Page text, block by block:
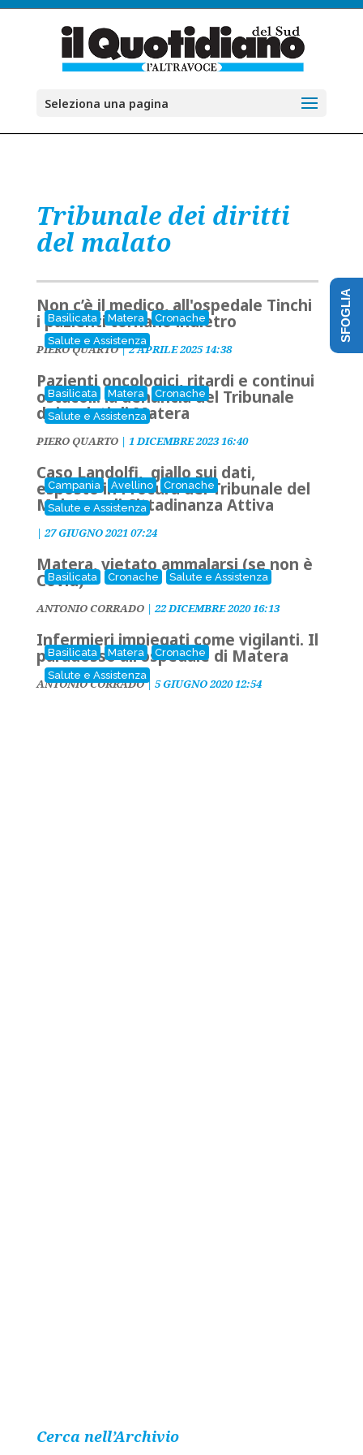
Seleziona una pagina
Tribunale dei diritti
del malato
Basilicata Matera
Cronache
Salute e Assistenza
Non c’è il medico, all'ospedale Tinchi
i pazienti tornano indietro
PIERO QUARTO|2 APRILE 2025 14:38
Basilicata Matera
Cronache
Salute e Assistenza
Pazienti oncologici, ritardi e continui
ostacoli: la denuncia del Tribunale
dei malati di Matera
PIERO QUARTO| 1 DICEMBRE 2023 16:40
Campania Avellino
Cronache
Salute e Assistenza
Caso Landolfi, giallo sui dati,
esposto in Procura del Tribunale del
Malato e di Cittadinanza Attiva
| 27 GIUGNO 2021 07:24
Basilicata Cronache Salute e Assistenza
Matera, vietato ammalarsi (se non è
Covid)
ANTONIO CORRADO| 22 DICEMBRE 2020 16:13
Basilicata Matera
Cronache
Salute e Assistenza
Infermieri impiegati come vigilanti. Il
paradosso all'ospedale di Matera
ANTONIO CORRADO| 5 GIUGNO 2020 12:54
Cerca nell’Archivio
SFOGLIA